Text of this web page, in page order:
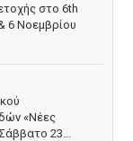
στο 6th
6 Νοεμβρίου
«Νέες
23...